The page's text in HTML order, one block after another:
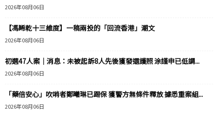
2026年08月06日
【馮睎乾十三維度】一稿兩投的「回流香港」潮文
2026年08月06日
初選47人案｜消息：未被起訴8人先後獲發還護照 涂謹申已低調...
2026年08月06日
「藥倍安心」吹哨者鄭曦琳已踢保 獲警方無條件釋放 據悉重案組...
2026年08月06日